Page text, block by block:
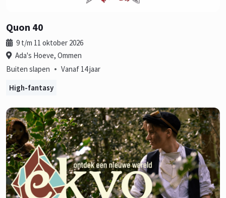
Quon 40
9 t/m 11 oktober 2026
Ada's Hoeve, Ommen
Buiten slapen • Vanaf 14 jaar
High-fantasy